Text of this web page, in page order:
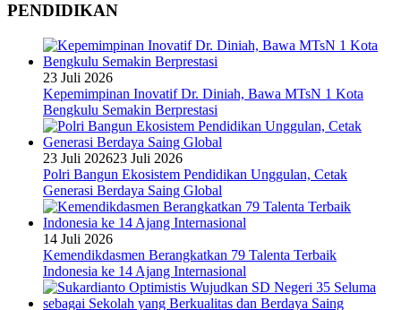
PENDIDIKAN
23 Juli 2026
Kepemimpinan Inovatif Dr. Diniah, Bawa MTsN 1 Kota
Bengkulu Semakin Berprestasi
23 Juli 202623 Juli 2026
Polri Bangun Ekosistem Pendidikan Unggulan, Cetak
Generasi Berdaya Saing Global
14 Juli 2026
Kemendikdasmen Berangkatkan 79 Talenta Terbaik
Indonesia ke 14 Ajang Internasional